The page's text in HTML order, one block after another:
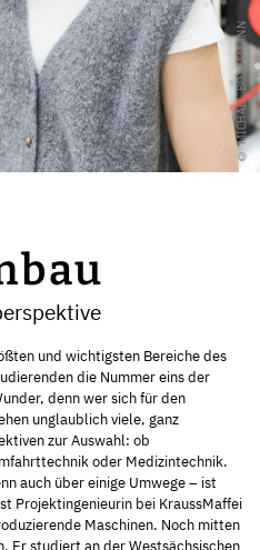
© MICHAEL BOKELMANN
und wichtigsten Bereiche des
die Nummer eins der
denn wer sich für den
unglaublich viele, ganz
zur Auswahl: ob
oder Medizintechnik.
auch über einige Umwege – ist
Projektingenieurin bei KraussMaffei
Maschinen. Noch mitten
Er studiert an der Westsächsischen